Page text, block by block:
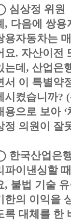
심상정 위원
, 다음에 쌍용
용자동차는
요. 자산이전
는데, 산업은
서 이 특별약
시켰습니까?
용으로 보아
정 의원이 잘
한국산업은
파이낸싱할
, 불법 기술
한의 이익을
록 대체를 한